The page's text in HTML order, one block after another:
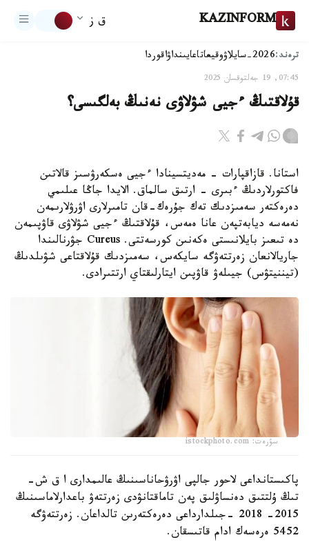
KAZINFORM ق ز
ترەند:2026-سايلاۋ وقيعاتاعايىنداۋاقوردا
07:45, 19 جەلتوقسان 2025
قۇلاقتىڭ ءجيى شۋلاۋى نەنىڭ بەلگىسى؟
استانا. قازاقپارات - مەديتسينادا ءجيى ەسكەرۋسىز قالاتىن
فاكتورلاردىڭ ءبىرى - ارتىق سالماق. الايدا جاڭا عىلىمي
دەرەكتەر سەمىزدىك تەك جۇرەك-قان تامىرلارى اۋرۋلارىمەن
نەمەسە ديابەتپەن عانا ەمەس، قۇلاقتىڭ ءجيى شۋلاۋى قاۋپىمەن
دە تىعىز بايلانىستى ەكەنىن كورسەتتى. Cureus جۋرنالىندا
جاريالانعان زەرتتەۋگە سايكەس، سەمىزدىك قۇلاقتاعى شۋىلدىڭ
(تيننيتۋس) جيىلەۋ قاۋپىن ايتارلىقتاي ارتتىرادى.
سۋرەت: istockphoto.com
پاكىستانداعى لاحور جالپى اۋرۋحاناسىنىڭ عالىمدارى ا ق ش-
تىڭ ۇلتتىق دەنساۋلىق پەن تاماقتانۋدى زەرتتەۋ باعدارلاماسىنىڭ
2015- 2018 -جىلدارداعى دەرەكتەرىن تالداعان. زەرتتەۋگە
5452 ەرەسەك ادام قاتىسقان.